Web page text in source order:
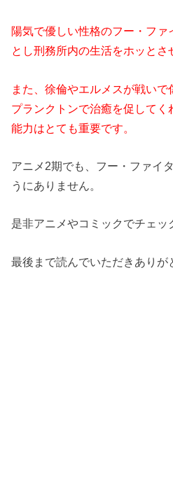
陽気で優しい性格のフー・フ
とし刑務所内の生活をホッとさ
また、徐倫やエルメスが戦い
プランクトンで治癒を促して
能力はとても重要です。
アニメ2期でも、フー・ファイ
うにありません。
是非アニメやコミックでチェッ
最後まで読んでいただきありが